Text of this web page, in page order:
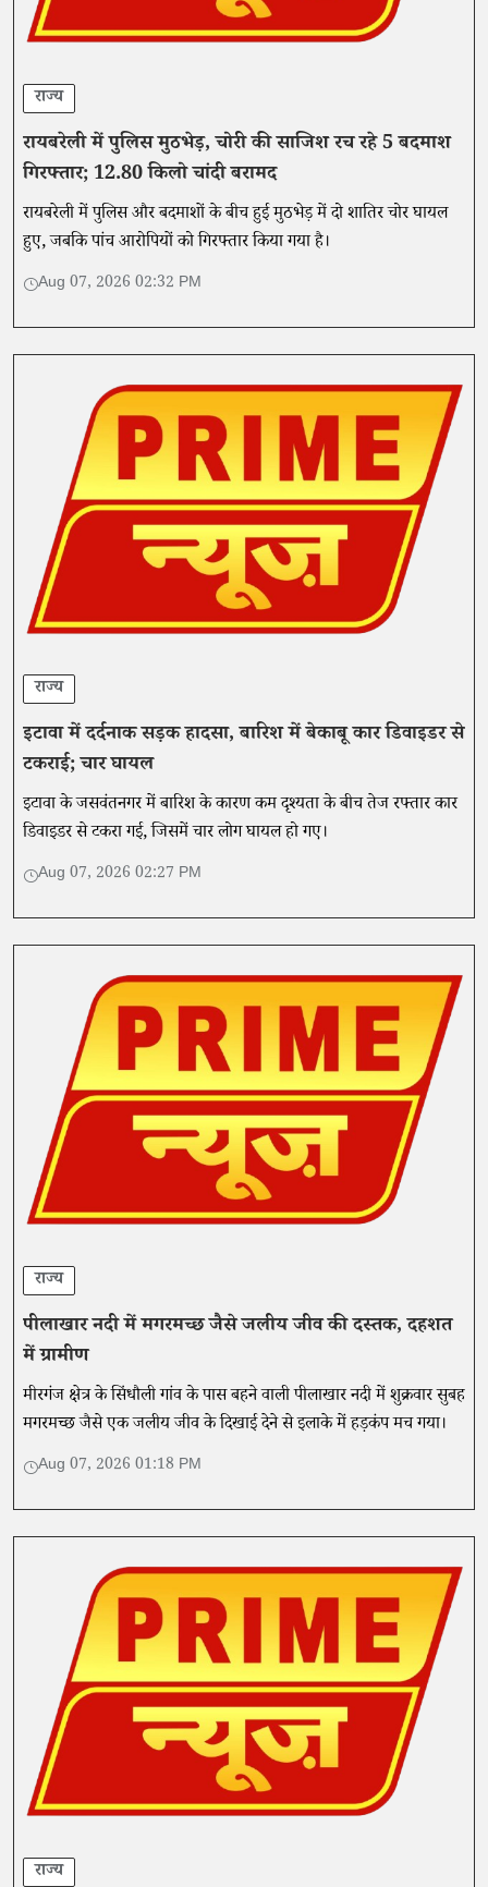
राज्य
रायबरेली में पुलिस मुठभेड़, चोरी की साजिश रच रहे 5 बदमाश
गिरफ्तार; 12.80 किलो चांदी बरामद
रायबरेली में पुलिस और बदमाशों के बीच हुई मुठभेड़ में दो शातिर चोर घायल
हुए, जबकि पांच आरोपियों को गिरफ्तार किया गया है।
Aug 07, 2026 02:32 PM
राज्य
इटावा में दर्दनाक सड़क हादसा, बारिश में बेकाबू कार डिवाइडर से
टकराई; चार घायल
इटावा के जसवंतनगर में बारिश के कारण कम दृश्यता के बीच तेज रफ्तार कार
डिवाइडर से टकरा गई, जिसमें चार लोग घायल हो गए।
Aug 07, 2026 02:27 PM
राज्य
पीलाखार नदी में मगरमच्छ जैसे जलीय जीव की दस्तक, दहशत
में ग्रामीण
मीरगंज क्षेत्र के सिंधौली गांव के पास बहने वाली पीलाखार नदी में शुक्रवार सुबह
मगरमच्छ जैसे एक जलीय जीव के दिखाई देने से इलाके में हड़कंप मच गया।
Aug 07, 2026 01:18 PM
राज्य